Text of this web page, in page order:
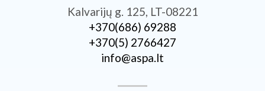
Kalvarijų g. 125, LT-08221
+370­(686) 69288
+370­(5) 2766427
info@aspa.lt